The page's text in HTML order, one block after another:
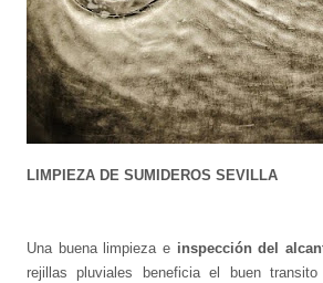
LIMPIEZA DE SUMIDEROS SEVILLA
Una buena limpieza e inspección del
rejillas pluviales beneficia el buen